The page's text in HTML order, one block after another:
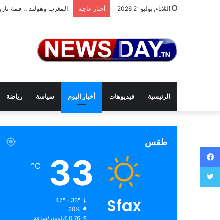
الثلاثاء, يوليو 21 2026 أخبار عاجلة المغرب وهولندا.. قمة
الرئيسية فيديوهات أخبار اليوم سياسة رياضة
طقس
Sfax
33
℃
47º - 33º
20%
0.76 كيلومتر/ساعة
فيسبوك
تويتر